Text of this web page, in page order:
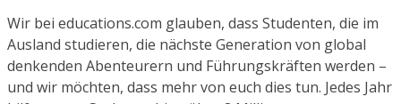
Wir bei educations.com glauben, dass Studenten, die im
Ausland studieren, die nächste Generation von global
denkenden Abenteurern und Führungskräften werden –
und wir möchten, dass mehr von euch dies tun. Jedes Jahr